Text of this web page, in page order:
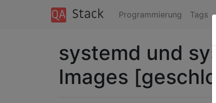
Programmierung Tags
systemd und
Images